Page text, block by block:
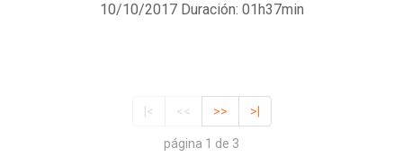
10/10/2017 Duración: 01h37min
|< << >> >|
página 1 de 3